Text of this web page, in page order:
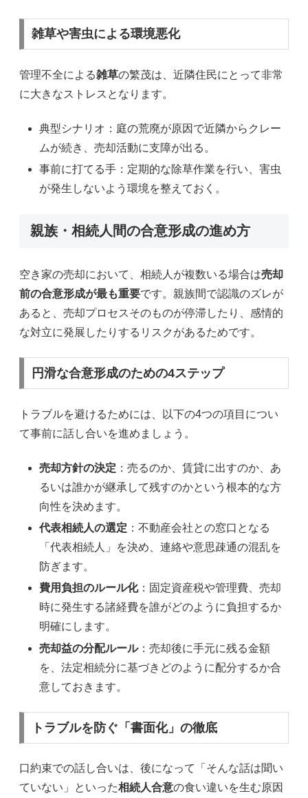
雑草や害虫による環境悪化
管理不全による雑草の繁茂は、近隣住民にとって非常
に大きなストレスとなります。
典型シナリオ：庭の荒廃が原因で近隣からクレー
ムが続き、売却活動に支障が出る。
事前に打てる手：定期的な除草作業を行い、害虫
が発生しないよう環境を整えておく。
親族・相続人間の合意形成の進め方
空き家の売却において、相続人が複数いる場合は売却
前の合意形成が最も重要です。親族間で認識のズレが
あると、売却プロセスそのものが停滞したり、感情的
な対立に発展したりするリスクがあるためです。
円滑な合意形成のための4ステップ
トラブルを避けるためには、以下の4つの項目につい
て事前に話し合いを進めましょう。
売却方針の決定 ：売るのか、賃貸に出すのか、あ
るいは誰かが継承して残すのかという根本的な方
向性を決めます。
代表相続人の選定 ：不動産会社との窓口となる
「代表相続人」を決め、連絡や意思疎通の混乱を
防ぎます。
費用負担のルール化：固定資産税や管理費、売却
時に発生する諸経費を誰がどのように負担するか
明確にします。
売却益の分配ルール：売却後に手元に残る金額
を、法定相続分に基づきどのように配分するか合
意しておきます。
トラブルを防ぐ「書面化」の徹底
口約束での話し合いは、後になって「そんな話は聞い
ていない」といった相続人合意の食い違いを生む原因